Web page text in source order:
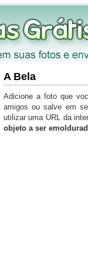
A Bela
Adicione a foto que
amigos ou salve em
utilizar uma URL da
objeto a ser